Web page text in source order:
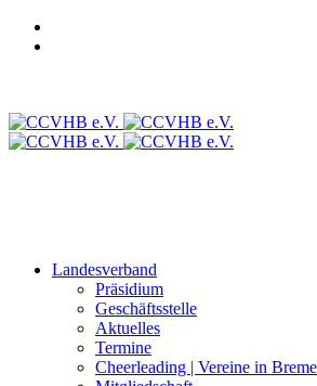
Landesverband
Präsidium
Geschäftsstelle
Aktuelles
Termine
Cheerleading | Vereine in